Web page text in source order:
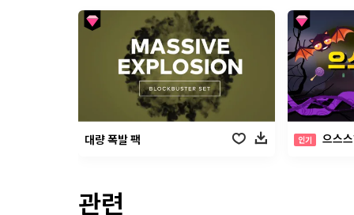
대량 폭발 팩 인기 으스
관련